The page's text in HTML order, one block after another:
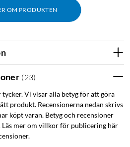
OM PRODUKTEN
8/20µs
+40°C
(23)
tycker. Vi visar alla betyg för att göra
produkt. Recensionerna nedan skrivs
köpt varan. Betyg och recensioner
Läs mer om villkor för publicering här